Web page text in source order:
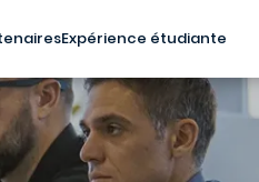
Expérience étudiante